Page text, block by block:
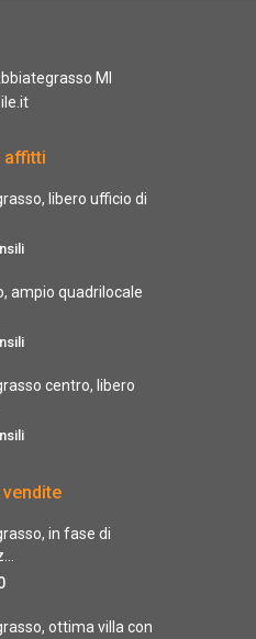
MI
affitti
libero ufficio di
ampio quadrilocale
centro, libero
in fase di
ottima villa con